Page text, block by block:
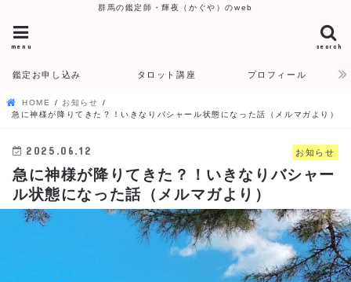
群馬の鑑定師・輝夜（かぐや）のweb
search
menu
鑑定お申し込み タロット講座 プロフィール
HOME
お知らせ
急に神様が降りてきた？！いきなりバシャール状態になった話（メルマガより）
お知らせ
2025.06.12
急に神様が降りてきた？！いきなりバシャー
ル状態になった話（メルマガより）